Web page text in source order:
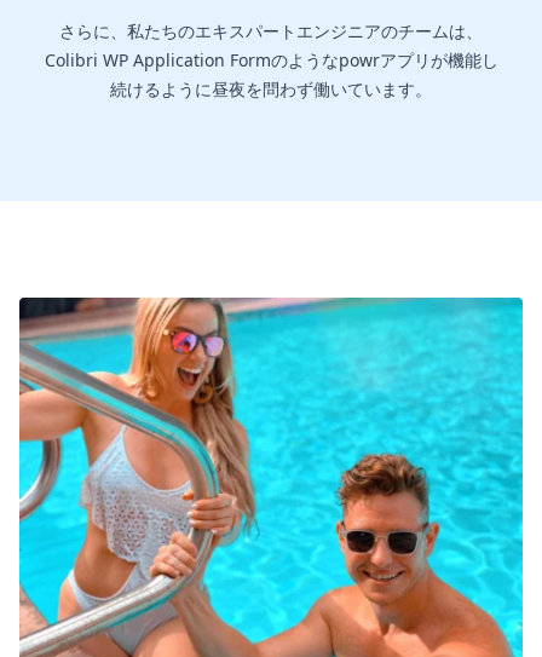
さらに、私たちのエキスパートエンジニアのチームは、
Colibri WP Application Formのようなpowrアプリが機能し
続けるように昼夜を問わず働いています。